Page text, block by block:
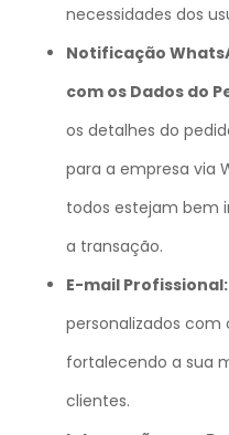
necessidades dos
Notificação
com os Dados do
os detalhes do
para a empresa via
todos estejam bem
a transação.
E-mail Profissional:
personalizados com
fortalecendo a sua
clientes.